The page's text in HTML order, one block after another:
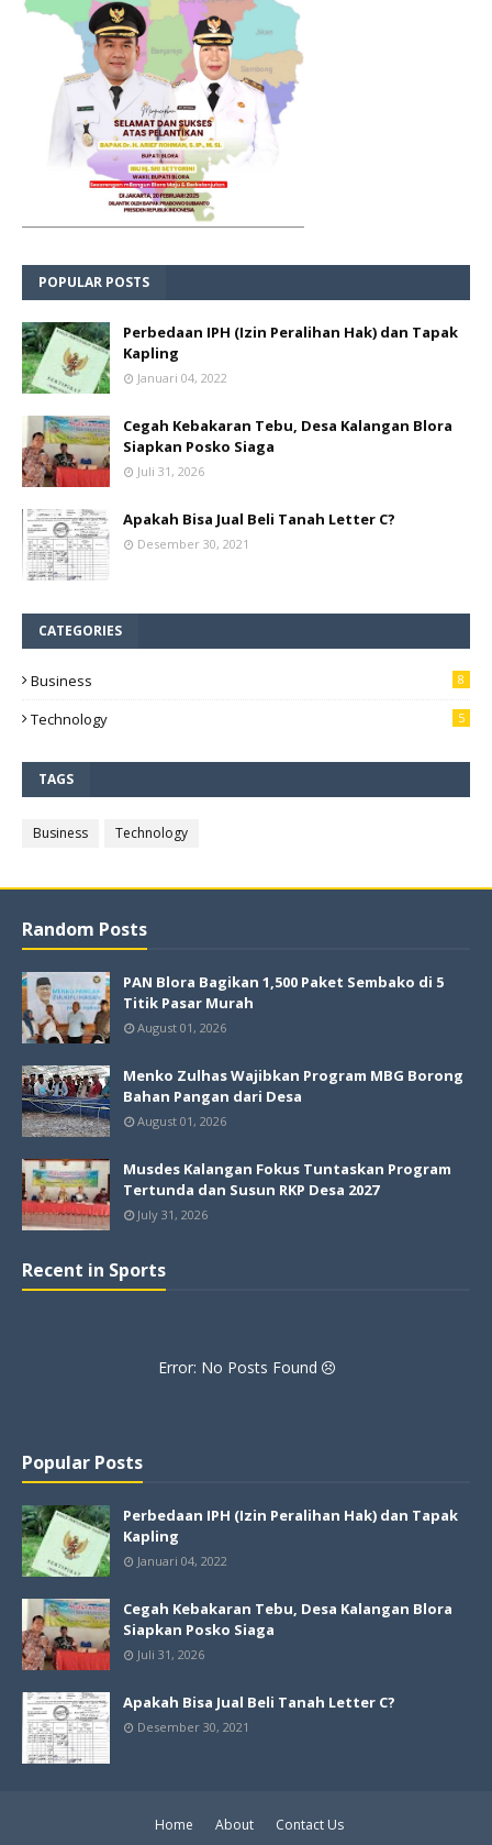
POPULAR POSTS
Perbedaan IPH (Izin Peralihan Hak) dan Tapak
Kapling
Januari 04, 2022
Cegah Kebakaran Tebu, Desa Kalangan Blora
Siapkan Posko Siaga
Juli 31, 2026
Apakah Bisa Jual Beli Tanah Letter C?
Desember 30, 2021
CATEGORIES
Business 8
Technology 5
TAGS
Business Technology
Random Posts
PAN Blora Bagikan 1,500 Paket Sembako di 5
Titik Pasar Murah
August 01, 2026
Menko Zulhas Wajibkan Program MBG Borong
Bahan Pangan dari Desa
August 01, 2026
Musdes Kalangan Fokus Tuntaskan Program
Tertunda dan Susun RKP Desa 2027
July 31, 2026
Recent in Sports
Error: No Posts Found
Popular Posts
Perbedaan IPH (Izin Peralihan Hak) dan Tapak
Kapling
Januari 04, 2022
Cegah Kebakaran Tebu, Desa Kalangan Blora
Siapkan Posko Siaga
Juli 31, 2026
Apakah Bisa Jual Beli Tanah Letter C?
Desember 30, 2021
Home About Contact Us